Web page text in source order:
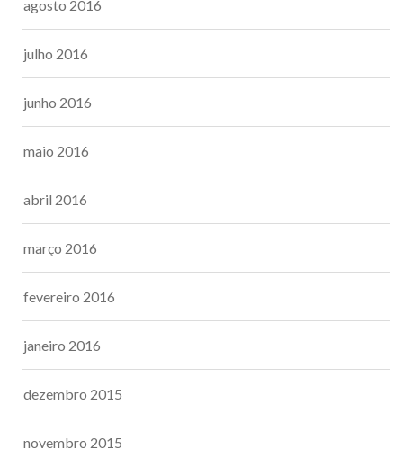
agosto 2016
julho 2016
junho 2016
maio 2016
abril 2016
março 2016
fevereiro 2016
janeiro 2016
dezembro 2015
novembro 2015